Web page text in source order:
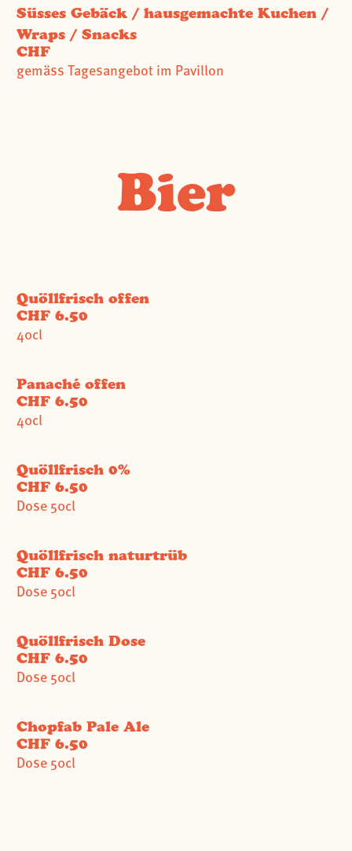
Süsses Gebäck / hausgemachte Kuchen /
Wraps / Snacks
CHF
gemäss Tagesangebot im Pavillon
Bier
Quöllfrisch offen
CHF 6.50
40cl
Panaché offen
CHF 6.50
40cl
Quöllfrisch 0%
CHF 6.50
Dose 50cl
Quöllfrisch naturtrüb
CHF 6.50
Dose 50cl
Quöllfrisch Dose
CHF 6.50
Dose 50cl
Chopfab Pale Ale
CHF 6.50
Dose 50cl